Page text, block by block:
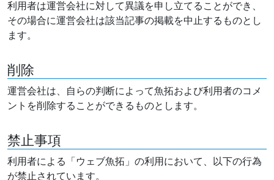
利用者は運営会社に対して異議を申し立てることができ、
その場合に運営会社は該当記事の掲載を中止するものとし
ます。
削除
運営会社は、自らの判断によって魚拓および利用者のコメ
ントを削除することができるものとします。
禁止事項
利用者による「ウェブ魚拓」の利用において、以下の行為
が禁止されています。